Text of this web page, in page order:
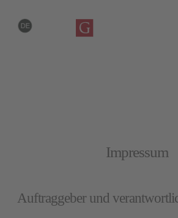
DE
Impressum
Auftraggeber und